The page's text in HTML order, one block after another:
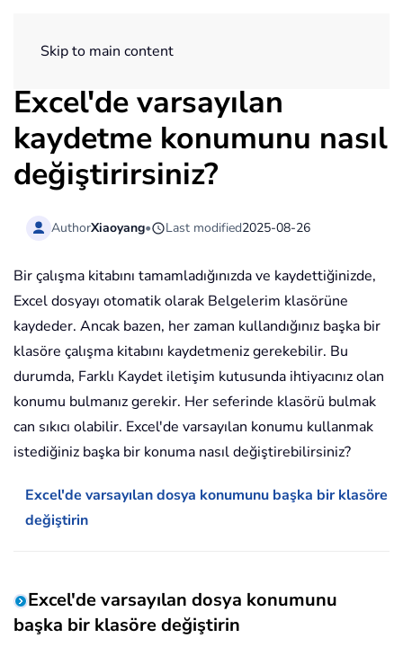
Skip to main content
Excel'de varsayılan
kaydetme konumunu nasıl
değiştirirsiniz?
AuthorXiaoyang• Last modified2025-08-26
Bir çalışma kitabını tamamladığınızda ve kaydettiğinizde,
Excel dosyayı otomatik olarak Belgelerim klasörüne
kaydeder. Ancak bazen, her zaman kullandığınız başka bir
klasöre çalışma kitabını kaydetmeniz gerekebilir. Bu
durumda, Farklı Kaydet iletişim kutusunda ihtiyacınız olan
konumu bulmanız gerekir. Her seferinde klasörü bulmak
can sıkıcı olabilir. Excel'de varsayılan konumu kullanmak
istediğiniz başka bir konuma nasıl değiştirebilirsiniz?
Excel'de varsayılan dosya konumunu başka bir klasöre
değiştirin
Excel'de varsayılan dosya konumunu
başka bir klasöre değiştirin